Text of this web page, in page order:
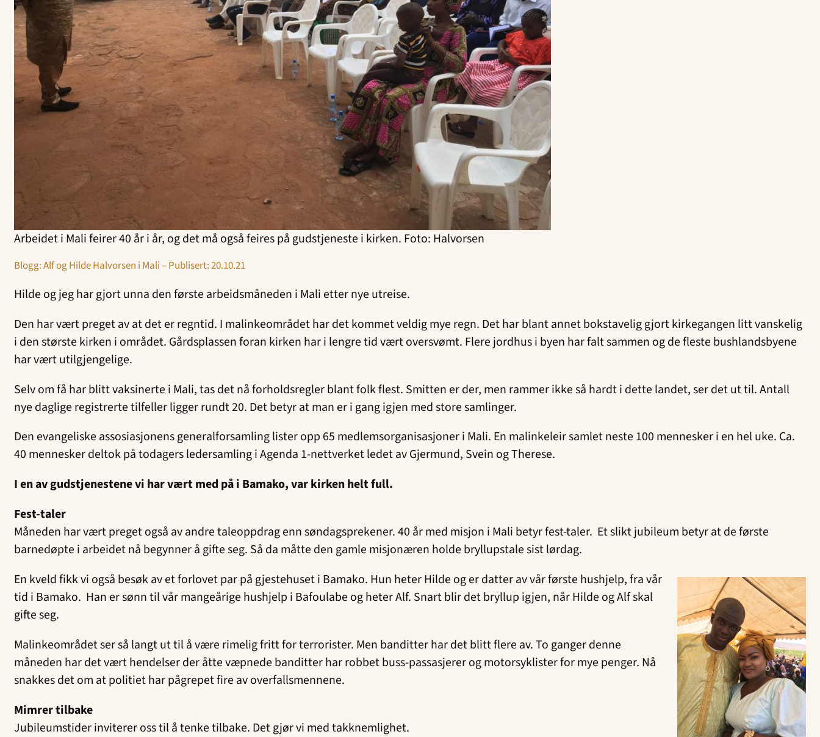
Arbeidet i Mali feirer 40 år i år, og det må også feires på gudstjeneste i kirken. Foto: Halvorsen
Blogg: Alf og Hilde Halvorsen i Mali – Publisert: 20.10.21
Hilde og jeg har gjort unna den første arbeidsmåneden i Mali etter nye utreise.
Den har vært preget av at det er regntid. I malinkeområdet har det kommet veldig mye regn. Det har blant annet bokstavelig gjort kirkegangen litt vanskelig
i den største kirken i området. Gårdsplassen foran kirken har i lengre tid vært oversvømt. Flere jordhus i byen har falt sammen og de fleste bushlandsbyene
har vært utilgjengelige.
Selv om få har blitt vaksinerte i Mali, tas det nå forholdsregler blant folk flest. Smitten er der, men rammer ikke så hardt i dette landet, ser det ut til. Antall
nye daglige registrerte tilfeller ligger rundt 20. Det betyr at man er i gang igjen med store samlinger.
Den evangeliske assosiasjonens generalforsamling lister opp 65 medlemsorganisasjoner i Mali. En malinkeleir samlet neste 100 mennesker i en hel uke. Ca.
40 mennesker deltok på todagers ledersamling i Agenda 1-nettverket ledet av Gjermund, Svein og Therese.
I en av gudstjenestene vi har vært med på i Bamako, var kirken helt full.
Fest-taler
Måneden har vært preget også av andre taleoppdrag enn søndagsprekener. 40 år med misjon i Mali betyr fest-taler. Et slikt jubileum betyr at de første
barnedøpte i arbeidet nå begynner å gifte seg. Så da måtte den gamle misjonæren holde bryllupstale sist lørdag.
En kveld fikk vi også besøk av et forlovet par på gjestehuset i Bamako. Hun heter Hilde og er datter av vår første hushjelp, fra vår
tid i Bamako. Han er sønn til vår mangeårige hushjelp i Bafoulabe og heter Alf. Snart blir det bryllup igjen, når Hilde og Alf skal
gifte seg.
Malinkeområdet ser så langt ut til å være rimelig fritt for terrorister. Men banditter har det blitt flere av. To ganger denne
måneden har det vært hendelser der åtte væpnede banditter har robbet buss-passasjerer og motorsyklister for mye penger. Nå
snakkes det om at politiet har pågrepet fire av overfallsmennene.
Mimrer tilbake
Jubileumstider inviterer oss til å tenke tilbake. Det gjør vi med takknemlighet.